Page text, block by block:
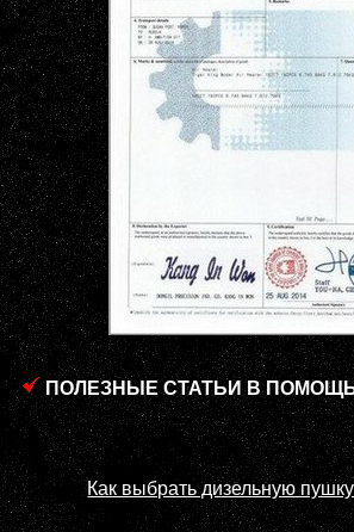
ПОЛЕЗНЫЕ СТАТЬИ В
Как выбрать дизельную пушку